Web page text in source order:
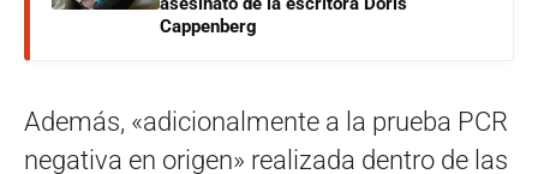
Cappenberg
Además, «adicionalmente a la prueba PCR
negativa en origen» realizada dentro de las